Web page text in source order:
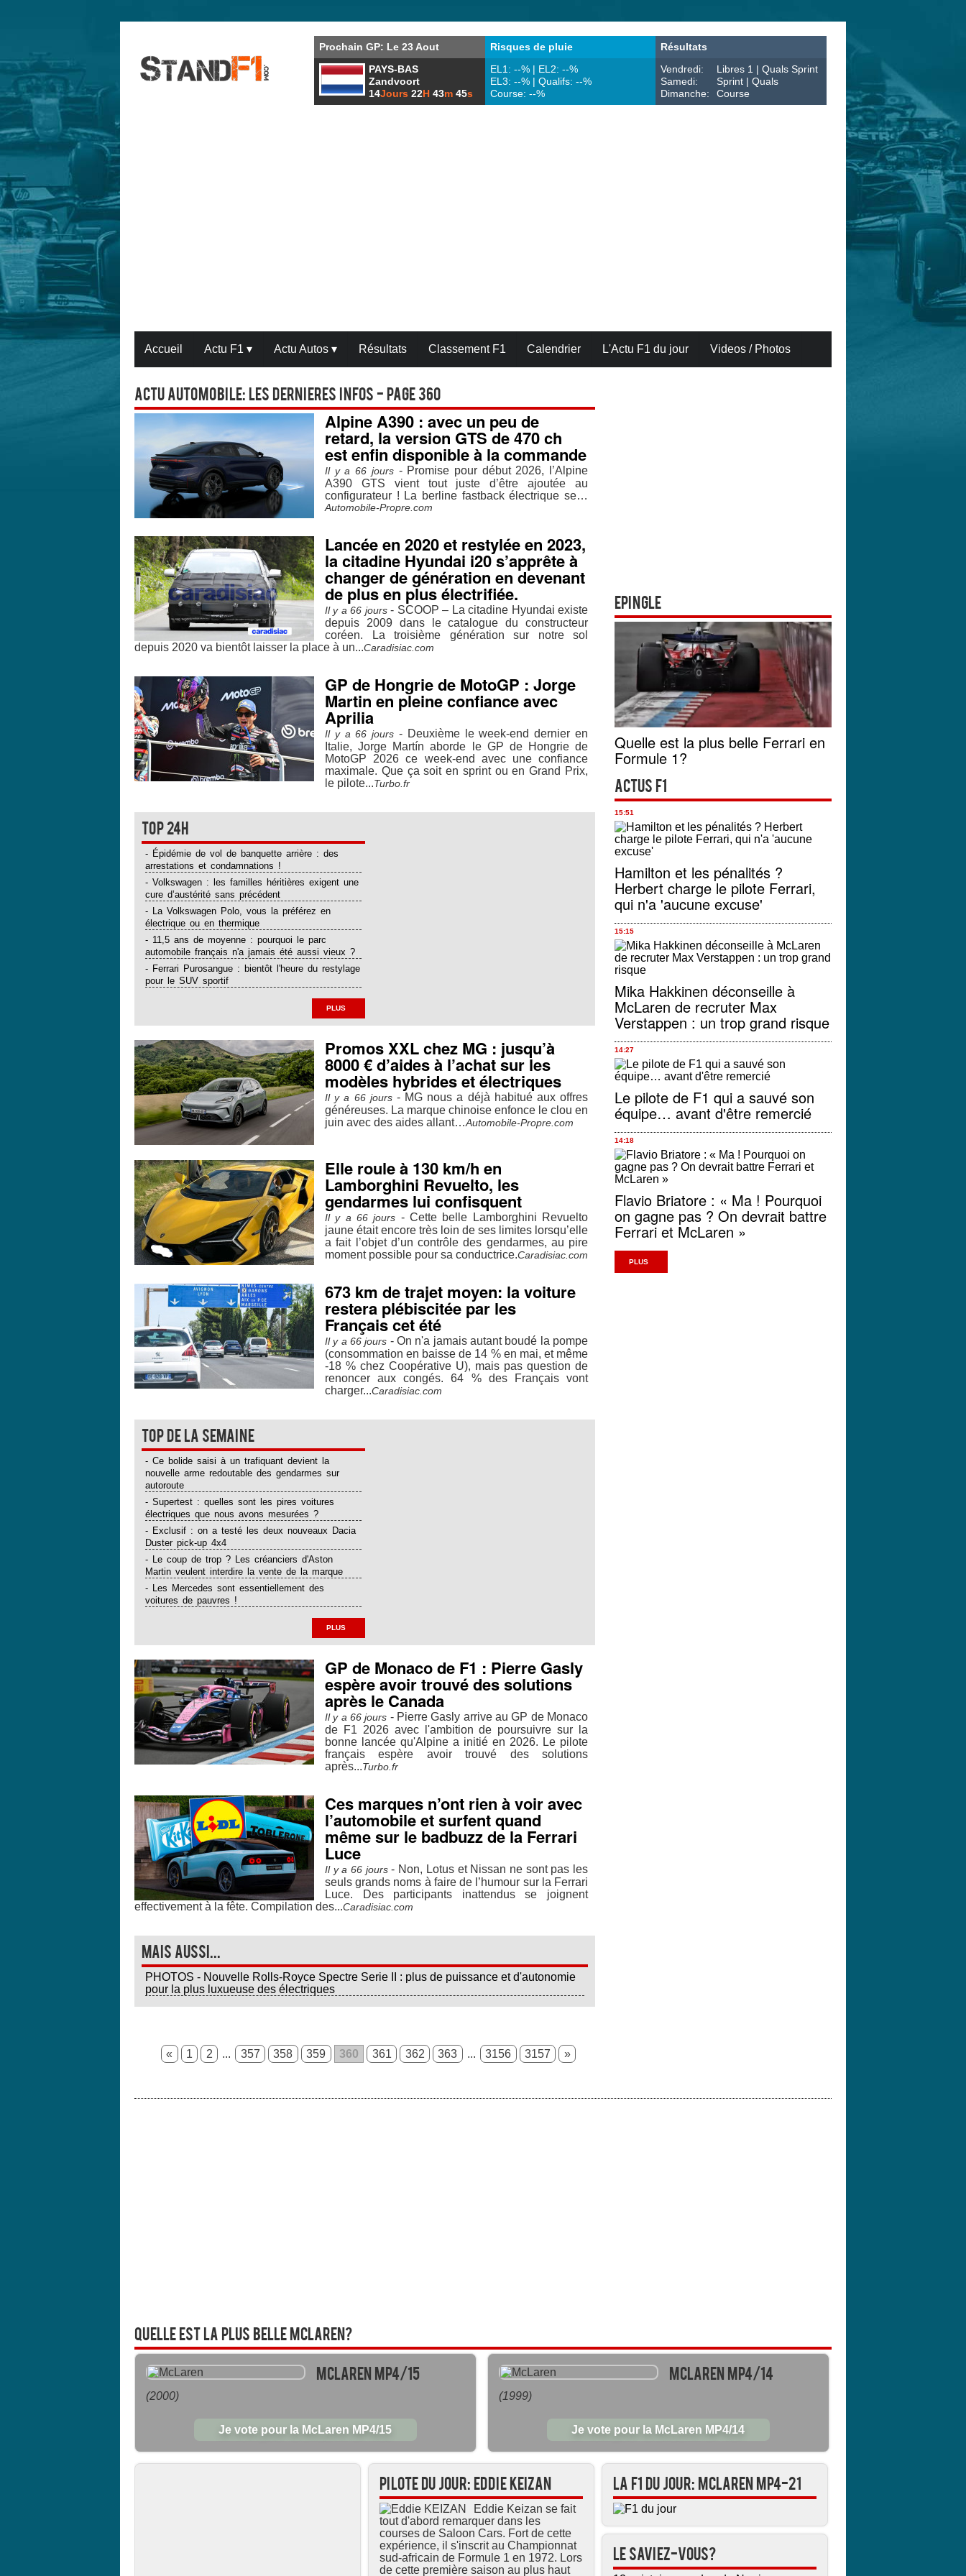
Prochain GP: Le 23 Aout
PAYS-BAS
Zandvoort
14Jours 22H 43m 44s
Risques de pluie
EL1: --% | EL2: --%
EL3: --% | Qualifs: --%
Course: --%
Résultats
Vendredi:
Samedi:
Dimanche:
Libres 1 | Quals Sprint
Sprint | Quals
Course
Accueil Actu F1▾ Actu Autos ▾ Résultats Classement F1 Calendrier L'Actu F1 du jour Videos / Photos
Actu Automobile: Les dernieres infos - Page 360
Alpine A390 : avec un peu de
retard, la version GTS de 470 ch
est enfin disponible à la commande
Il y a 66 jours- Promise pour début 2026, l’Alpine
A390 GTS vient tout juste d’être ajoutée au
configurateur ! La berline fastback électrique se…
Automobile-Propre.com
Lancée en 2020 et restylée en 2023,
la citadine Hyundai i20 s’apprête à
changer de génération en devenant
de plus en plus électrifiée.
Il y a 66 jours- SCOOP – La citadine Hyundai existe
depuis 2009 dans le catalogue du constructeur
coréen. La troisième génération sur notre sol
depuis 2020 va bientôt laisser la place à un...Caradisiac.com
GP de Hongrie de MotoGP : Jorge
Martin en pleine confiance avec
Aprilia
Il y a 66 jours - Deuxième le week-end dernier en
Italie, Jorge Martín aborde le GP de Hongrie de
MotoGP 2026 ce week-end avec une confiance
maximale. Que ça soit en sprint ou en Grand Prix,
le pilote...Turbo.fr
Top 24H
- Épidémie de vol de banquette arrière : des
arrestations et condamnations !
- Volkswagen : les familles héritières exigent une
cure d’austérité sans précédent
- La Volkswagen Polo, vous la préférez en
électrique ou en thermique
- 11,5 ans de moyenne : pourquoi le parc
automobile français n'a jamais été aussi vieux ?
- Ferrari Purosangue : bientôt l'heure du restylage
pour le SUV sportif
PLUS
Promos XXL chez MG : jusqu’à
8000 € d’aides à l’achat sur les
modèles hybrides et électriques
Il y a 66 jours- MG nous a déjà habitué aux offres
généreuses. La marque chinoise enfonce le clou en
juin avec des aides allant…Automobile-Propre.com
Elle roule à 130 km/h en
Lamborghini Revuelto, les
gendarmes lui confisquent
Il y a 66 jours - Cette belle Lamborghini Revuelto
jaune était encore très loin de ses limites lorsqu’elle
a fait l’objet d’un contrôle des gendarmes, au pire
moment possible pour sa conductrice.Caradisiac.com
673 km de trajet moyen: la voiture
restera plébiscitée par les
Français cet été
Il y a 66 jours - On n'a jamais autant boudé la pompe
(consommation en baisse de 14 % en mai, et même
-18 % chez Coopérative U), mais pas question de
renoncer aux congés. 64 % des Français vont
charger...Caradisiac.com
Top de la semaine
- Ce bolide saisi à un trafiquant devient la
nouvelle arme redoutable des gendarmes sur
autoroute
- Supertest : quelles sont les pires voitures
électriques que nous avons mesurées ?
- Exclusif : on a testé les deux nouveaux Dacia
Duster pick-up 4x4
- Le coup de trop ? Les créanciers d'Aston
Martin veulent interdire la vente de la marque
- Les Mercedes sont essentiellement des
voitures de pauvres !
PLUS
GP de Monaco de F1 : Pierre Gasly
espère avoir trouvé des solutions
après le Canada
Il y a 66 jours - Pierre Gasly arrive au GP de Monaco
de F1 2026 avec l'ambition de poursuivre sur la
bonne lancée qu'Alpine a initié en 2026. Le pilote
français espère avoir trouvé des solutions
après...Turbo.fr
Ces marques n’ont rien à voir avec
l’automobile et surfent quand
même sur le badbuzz de la Ferrari
Luce
Il y a 66 jours- Non, Lotus et Nissan ne sont pas les
seuls grands noms à faire de l’humour sur la Ferrari
Luce. Des participants inattendus se joignent
effectivement à la fête. Compilation des...Caradisiac.com
Mais aussi...
PHOTOS - Nouvelle Rolls-Royce Spectre Serie II : plus de puissance et d'autonomie
pour la plus luxueuse des électriques
« 1 2 ... 357 358 359 360 361 362 363 ... 3156 3157 »
Epingle
Quelle est la plus belle Ferrari en
Formule 1?
Actus F1
15:51
Hamilton et les pénalités ?
Herbert charge le pilote Ferrari,
qui n'a 'aucune excuse'
15:15
Mika Hakkinen déconseille à
McLaren de recruter Max
Verstappen : un trop grand risque
14:27
Le pilote de F1 qui a sauvé son
équipe… avant d'être remercié
14:18
Flavio Briatore : « Ma ! Pourquoi
on gagne pas ? On devrait battre
Ferrari et McLaren »
PLUS
Quelle est la plus belle McLaren?
McLaren MP4/15
(2000)
Je vote pour la McLaren MP4/15
McLaren MP4/14
(1999)
Je vote pour la McLaren MP4/14
Pilote du jour: Eddie KEIZAN
Eddie Keizan se fait
tout d'abord remarquer dans les
courses de Saloon Cars. Fort de cette
expérience, il s'inscrit au Championnat
sud-africain de Formule 1 en 1972. Lors
de cette première saison au plus haut
La F1 du jour: McLaren MP4-21
Le saviez-vous?